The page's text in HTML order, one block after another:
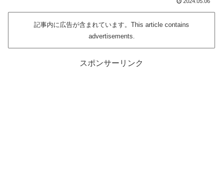
記事内に広告が含まれています。This article contains
advertisements.
スポンサーリンク